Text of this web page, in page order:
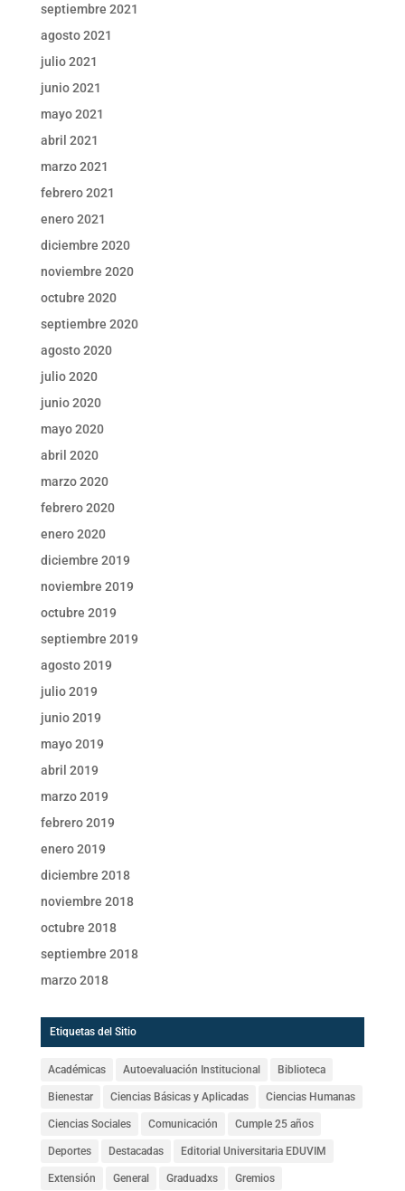
septiembre 2021
agosto 2021
julio 2021
junio 2021
mayo 2021
abril 2021
marzo 2021
febrero 2021
enero 2021
diciembre 2020
noviembre 2020
octubre 2020
septiembre 2020
agosto 2020
julio 2020
junio 2020
mayo 2020
abril 2020
marzo 2020
febrero 2020
enero 2020
diciembre 2019
noviembre 2019
octubre 2019
septiembre 2019
agosto 2019
julio 2019
junio 2019
mayo 2019
abril 2019
marzo 2019
febrero 2019
enero 2019
diciembre 2018
noviembre 2018
octubre 2018
septiembre 2018
marzo 2018
Etiquetas del Sitio
Académicas Autoevaluación Institucional Biblioteca
Bienestar Ciencias Básicas y Aplicadas Ciencias Humanas
Ciencias Sociales Comunicación Cumple 25 años
Deportes Destacadas Editorial Universitaria EDUVIM
Extensión General Graduadxs Gremios